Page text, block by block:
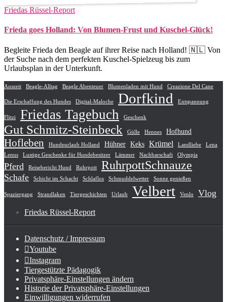
Friedas Rüssel-Report
Frieda goes Holland: Von Blumen-Frust und Kuschel-Glück!
Begleite Frieda den Beagle auf ihrer Reise nach Holland! 🇳🇱 Von
der Suche nach dem perfekten Kuschel-Spielzeug bis zum
Urlaubsplan in der Unterkunft.
Auszeit Beagle-Alltag Beagle Abenteuer Blumenladen mit Hund Creazione Del Cane
Die Erschaffung des Hundes Digital-Maloche Dorfkind Entspannung
Flitzi Friedas Tagebuch Geschenk
Gut Schmitz-Steinbeck Gülle Hennes Hofhund
Hofleben Hundeurlaub Holland Hühner Keks Krümel Landliebe
Lena
Lenus
Lustige Geschenke für Hundebesitzer Lämmer Nachbarschaft Olympia
Pferd Reisebericht Hund Ruhrpott RuhrpottSchnauze
Schafe Schicht im Schacht Schlaflos Schmuddelwetter Sonne genießen
Spaziergang Strandlaken Tiergeschichten Urlaub Velbert Venlo Vlog
Friedas Rüssel-Report
Datenschutz / Impressum
Youtube
Instagram
Tiergestützte Pädagogik
Privatsphäre-Einstellungen ändern
Historie der Privatsphäre-Einstellungen
Einwilligungen widerrufen